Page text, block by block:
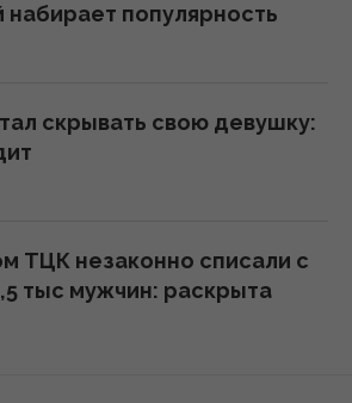
эти ошибки в спальне
как улучшить сон
налет на сливах:
для чего он нужен
очередей: в каких
можно быстрее
популярность
скрывать свою девушку:
ТЦК незаконно списали с
тыс мужчин: раскрыта